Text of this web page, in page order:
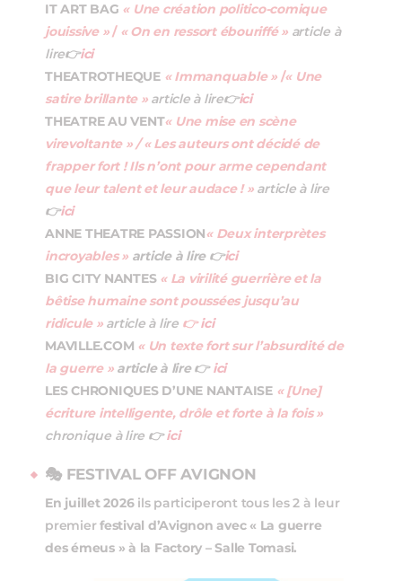
IT ART BAG « Une création politico-comique
jouissive »/ « On en ressort ébouriffé » article à
lire👉ici
THEATROTHEQUE « Immanquable »/« Une
satire brillante » article à lire👉ici
THEATRE AU VENT« Une mise en scène
virevoltante » / « Les auteurs ont décidé de
frapper fort ! Ils n’ont pour arme cependant
que leur talent et leur audace ! » article à lire
👉ici
ANNE THEATRE PASSION « Deux interprètes
incroyables » article à lire 👉ici
BIG CITY NANTES « La virilité guerrière et la
bêtise humaine sont poussées jusqu’au
ridicule » article à lire👉ici
MAVILLE.COM « Un texte fort sur l’absurdité de
la guerre » article à lire 👉 ici
LES CHRONIQUES D’UNE NANTAISE « [Une]
écriture intelligente, drôle et forte à la fois »
chronique à lire 👉ici
🎭 FESTIVAL OFF AVIGNON
En juillet 2026ils participeront tous les 2 à leur
premier festival d’Avignon avec « La guerre
des émeus » à la Factory – Salle Tomasi.